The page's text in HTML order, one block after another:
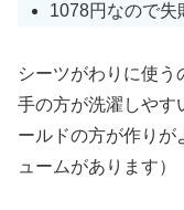
1078円なので失
シーツがわりに使
手の方が洗濯しやす
ールドの方が作りが
ュームがあります）